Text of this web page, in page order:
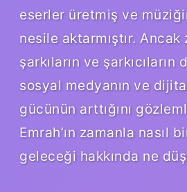
eserler üretmiş ve
nesile aktarmıştır. Ancak
şarkıların ve şarkıcıların
sosyal medyanın ve
gücünün arttığını
Emrah’ın zamanla nasıl
geleceği hakkında ne